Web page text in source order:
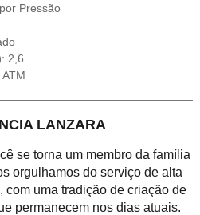
Pressão
: 2,6
LANZARA
se torna um membro da família
orgulhamos do serviço de alta
com uma tradição de criação de
permanecem nos dias atuais.